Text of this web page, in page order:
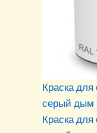
Краска для
серый дым
Краска для